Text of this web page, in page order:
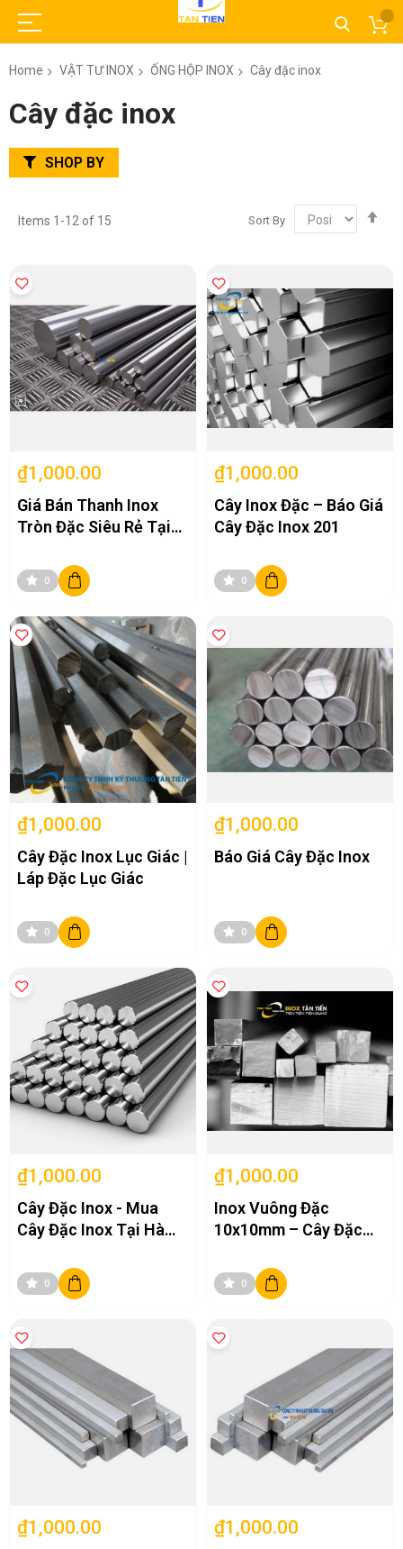
Home VẬT TƯ INOX ỐNG HỘP INOX Cây đặc inox
Cây đặc inox
Items 1 -12 of 15 Sort By
₫1,000.00
Giá Bán Thanh Inox
Tròn Đặc Siêu Rẻ Tại
0
₫1,000.00
Cây Inox Đặc – Báo Giá
Cây Đặc Inox 201
0
₫1,000.00
Cây Đặc Inox Lục Giác |
Láp Đặc Lục Giác
0
₫1,000.00
Báo Giá Cây Đặc Inox
0
₫1,000.00
Cây Đặc Inox - Mua
Cây Đặc Inox Tại Hà
0
₫1,000.00
Inox Vuông Đặc
10x10mm – Cây Đặc
304/201/316
0
₫1,000.00 ₫1,000.00
SHOP BY